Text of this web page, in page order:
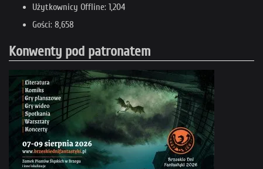
Użytkownicy Offline: 1,204
Gości: 8,658
Konwenty pod patronatem